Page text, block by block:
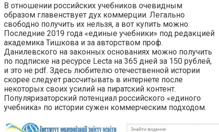
В отношении российских учебников очевидным
образом главенствует дух коммерции. Легально
свободно получить их нельзя, а вот купить можно.
Последние 2019 года «единые учебники» под редакцией
академика Тишкова и за авторством проф.
Данилевского на законных основаниях можно получить
по подписке на ресурсе Lecta на 365 дней за 150 рублей,
и это не pdf. Здесь любителю отечественной истории
скорее следует рассчитывать в интернете после
некоторых своих усилий на пиратский контент.
Популяризаторский потенциал российского «единого
учебника» по истории сужен коммерческим подходом.